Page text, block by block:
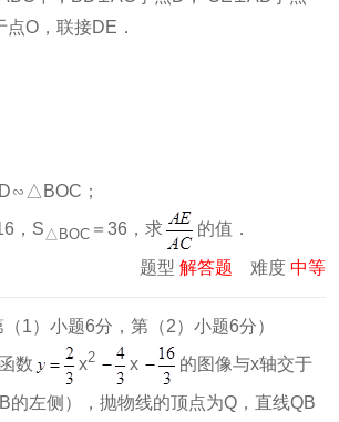
O，联接DE．
；
，S△BOC ＝36，求 的值．
题型 解答题 难度 中等
（1）小题6分，第（2）小题6分）
数
x2 x 的图像与x轴交于
的左侧），抛物线的顶点为Q，直线QB